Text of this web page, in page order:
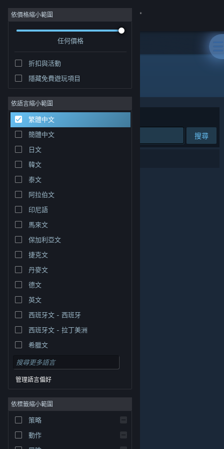
登入
社群
關於
客服
變更語言
取得 Steam 行動應用程式
檢視電腦版網頁
權人在美國與其它國家（地區）之財產。
Cookie
依價格縮小範圍
任何價格
折扣與活動
隱藏免費遊玩項目
依語言縮小範圍
繁體中文
簡體中文
日文
韓文
泰文
阿拉伯文
印尼語
馬來文
保加利亞文
捷克文
丹麥文
德文
英文
西班牙文 - 西班牙
西班牙文 - 拉丁美洲
希臘文
管理語言偏好
依標籤縮小範圍
策略
動作
"Winston Carter"
排序依據 相關性
搜尋
0 項相符的搜尋結果。